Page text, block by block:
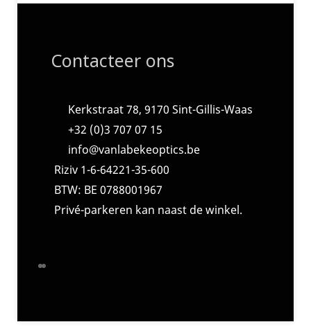
Contacteer ons
Kerkstraat 78, 9170 Sint-Gillis-Waas
+32 (0)3 707 07 15
info@vanlabekeoptics.be
Riziv 1-6-64221-35-600
BTW: BE 0788001967
Privé-parkeren kan naast de winkel.